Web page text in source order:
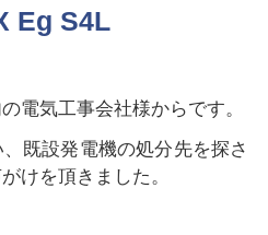
Eg S4L
電気工事会社様からです。
既設発電機の処分先を探さ
けを頂きました。